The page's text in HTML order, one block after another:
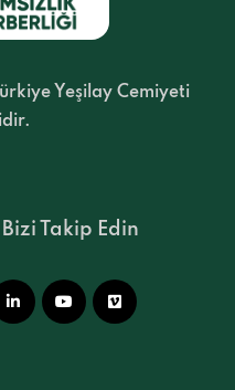
Yeşilay Cemiyeti
Takip Edin